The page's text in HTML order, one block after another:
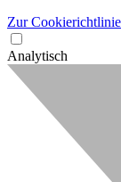
Zur Cookierichtlinie
Analytisch